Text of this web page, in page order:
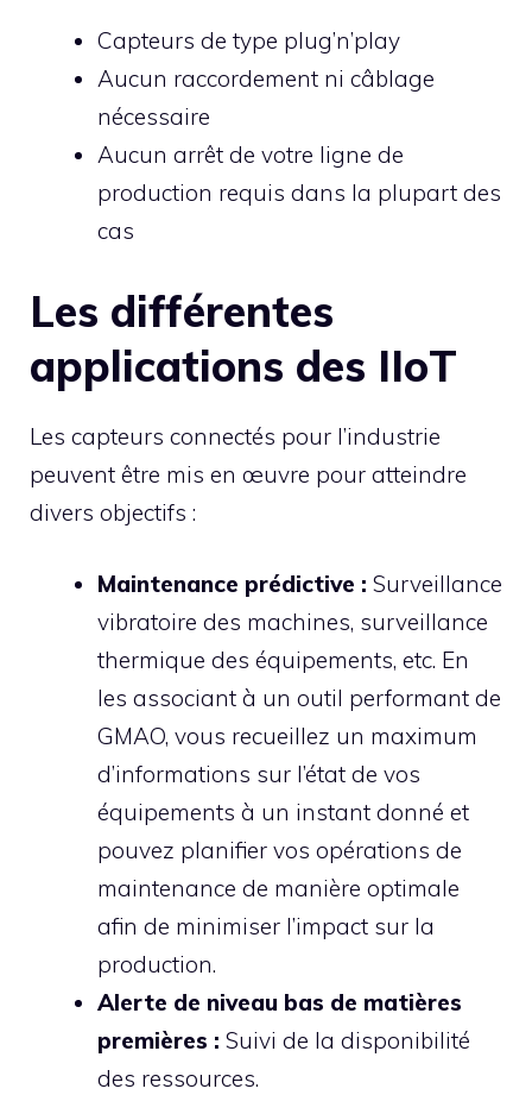
Capteurs de type plug’n’play
Aucun raccordement ni câblage
nécessaire
Aucun arrêt de votre ligne de
production requis dans la plupart des
cas
Les différentes
applications des IIoT
Les capteurs connectés pour l’industrie
peuvent être mis en œuvre pour atteindre
divers objectifs :
Maintenance prédictive : Surveillance
vibratoire des machines, surveillance
thermique des équipements, etc. En
les associant à un outil performant de
GMAO, vous recueillez un maximum
d’informations sur l’état de vos
équipements à un instant donné et
pouvez planifier vos opérations de
maintenance de manière optimale
afin de minimiser l’impact sur la
production.
Alerte de niveau bas de matières
premières : Suivi de la disponibilité
des ressources.